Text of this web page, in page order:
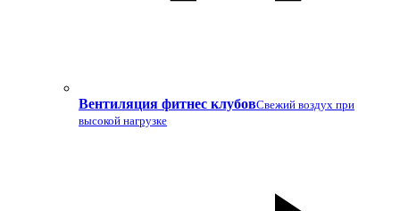
Вентиляция фитнес клубовСвежий воздух при
высокой нагрузке